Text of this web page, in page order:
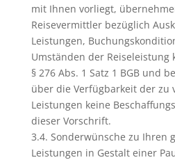
mit Ihnen vorliegt,
Reisevermittler bezüglich
Leistungen,
Umständen der Reiseleistung
§ 276 Abs. 1 Satz 1 BGB und
über die Verfügbarkeit der zu
Leistungen keine
dieser Vorschrift.
3.4. Sonderwünsche zu Ihren
Leistungen in Gestalt einer